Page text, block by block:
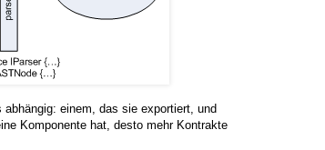
einem, das sie exportiert, und
Komponente hat, desto mehr Kontrakte